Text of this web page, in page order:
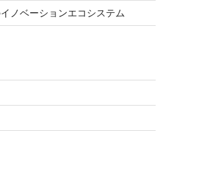
ノベーションエコシステム